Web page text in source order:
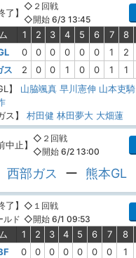
了】
◇２回戦
◇開始 6/3 13:45
1 2 3 4 5 6 7 8
0 0 0 0 0 0 1 2
ス
2 0 0 1 0 0 1 1
】
山脇颯真 早川憲伸 山本吏騎
ス】
村田健 林田夢大 大畑蓮
中止】
◇２回戦
◇開始 6/2 13:00
西部ガス ー 熊本GL
了】
ルド
◇１回戦
◇開始 6/1 09:53
1 2 3 4 5 6 7 8
0 0 0 0 0 0 0 1